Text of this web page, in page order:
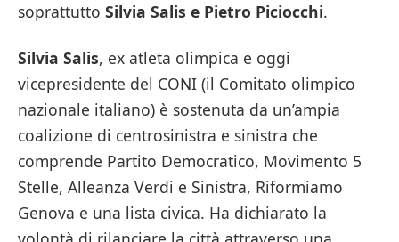
soprattutto Silvia Salis e Pietro Piciocchi.
Silvia Salis, ex atleta olimpica e oggi
vicepresidente del CONI (il Comitato olimpico
nazionale italiano) è sostenuta da un’ampia
coalizione di centrosinistra e sinistra che
comprende Partito Democratico, Movimento 5
Stelle, Alleanza Verdi e Sinistra, Riformiamo
Genova e una lista civica. Ha dichiarato la